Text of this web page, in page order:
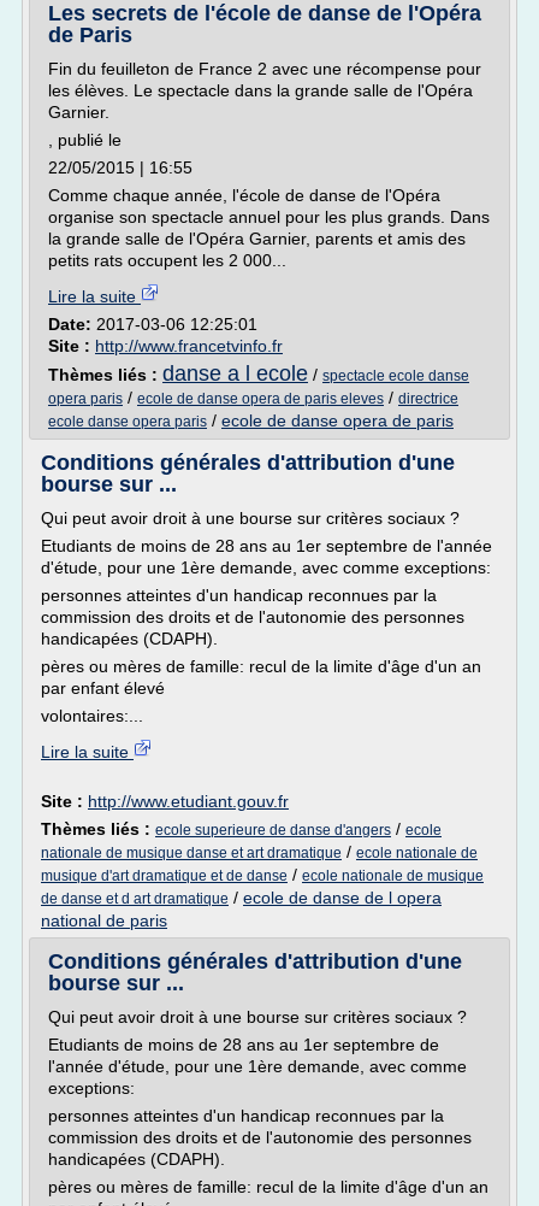
Les secrets de l'école de danse de l'Opéra
de Paris
Fin du feuilleton de France 2 avec une récompense pour
les élèves. Le spectacle dans la grande salle de l'Opéra
Garnier.
, publié le
22/05/2015 | 16:55
Comme chaque année, l'école de danse de l'Opéra
organise son spectacle annuel pour les plus grands. Dans
la grande salle de l'Opéra Garnier, parents et amis des
petits rats occupent les 2 000...
Lire la suite
Date: 2017-03-06 12:25:01
Site : http://www.francetvinfo.fr
Thèmes liés : danse a l ecole / spectacle ecole danse
opera paris / ecole de danse opera de paris eleves / directrice
ecole danse opera paris / ecole de danse opera de paris
Conditions générales d'attribution d'une
bourse sur ...
Qui peut avoir droit à une bourse sur critères sociaux ?
Etudiants de moins de 28 ans au 1er septembre de l'année
d'étude, pour une 1ère demande, avec comme exceptions:
personnes atteintes d'un handicap reconnues par la
commission des droits et de l'autonomie des personnes
handicapées (CDAPH).
pères ou mères de famille: recul de la limite d'âge d'un an
par enfant élevé
volontaires:...
Lire la suite
Site : http://www.etudiant.gouv.fr
Thèmes liés : ecole superieure de danse d'angers / ecole
nationale de musique danse et art dramatique / ecole nationale de
musique d'art dramatique et de danse / ecole nationale de musique
de danse et d art dramatique / ecole de danse de l opera
national de paris
Conditions générales d'attribution d'une
bourse sur ...
Qui peut avoir droit à une bourse sur critères sociaux ?
Etudiants de moins de 28 ans au 1er septembre de
l'année d'étude, pour une 1ère demande, avec comme
exceptions:
personnes atteintes d'un handicap reconnues par la
commission des droits et de l'autonomie des personnes
handicapées (CDAPH).
pères ou mères de famille: recul de la limite d'âge d'un an